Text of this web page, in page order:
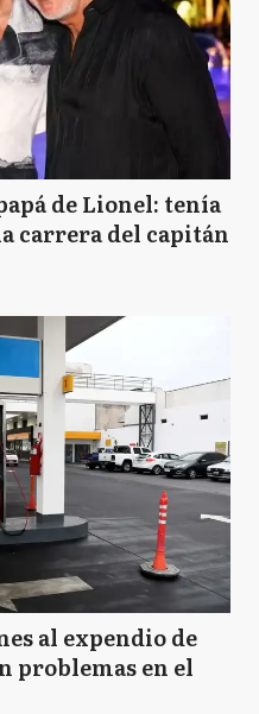
de Lionel: tenía
carrera del capitán
al expendio de
problemas en el